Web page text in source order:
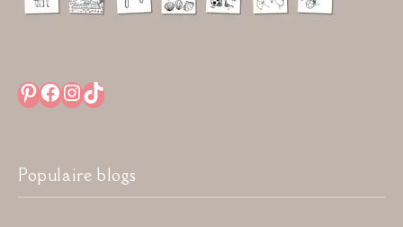
Pinterest
Facebook
Instagram
TikTok
Populaire blogs